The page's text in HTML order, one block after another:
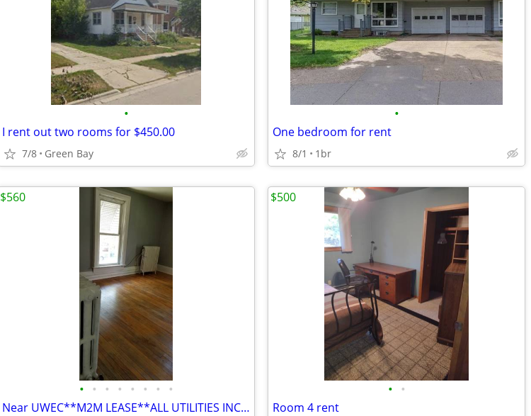
•
I rent out two rooms for $450.00
7/8 Green Bay
•
One bedroom for rent
8/1 1br
• • • • • • • •
Near UWEC**M2M LEASE**ALL UTILITIES INCLUDED!
$560
• •
Room 4 rent
$500